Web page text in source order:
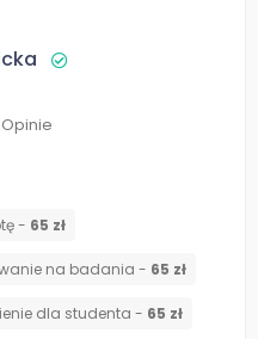
- 65 zł
na badania - 65 zł
dla studenta - 65 zł